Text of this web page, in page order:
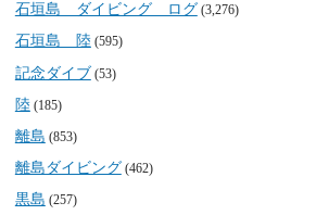
石垣島 ダイビング ログ (3,276)
石垣島 陸(595)
記念ダイブ (53)
陸(185)
離島 (853)
離島ダイビング (462)
黒島 (257)